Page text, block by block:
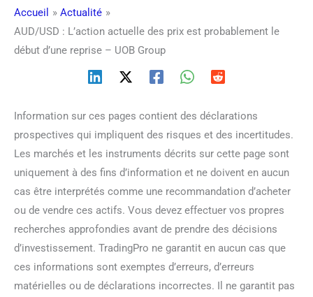
Accueil
Actualité
AUD/USD : L’action actuelle des prix est probablement le
début d’une reprise – UOB Group
Information sur ces pages contient des déclarations
prospectives qui impliquent des risques et des incertitudes.
Les marchés et les instruments décrits sur cette page sont
uniquement à des fins d’information et ne doivent en aucun
cas être interprétés comme une recommandation d’acheter
ou de vendre ces actifs. Vous devez effectuer vos propres
recherches approfondies avant de prendre des décisions
d’investissement. TradingPro ne garantit en aucun cas que
ces informations sont exemptes d’erreurs, d’erreurs
matérielles ou de déclarations incorrectes. Il ne garantit pas